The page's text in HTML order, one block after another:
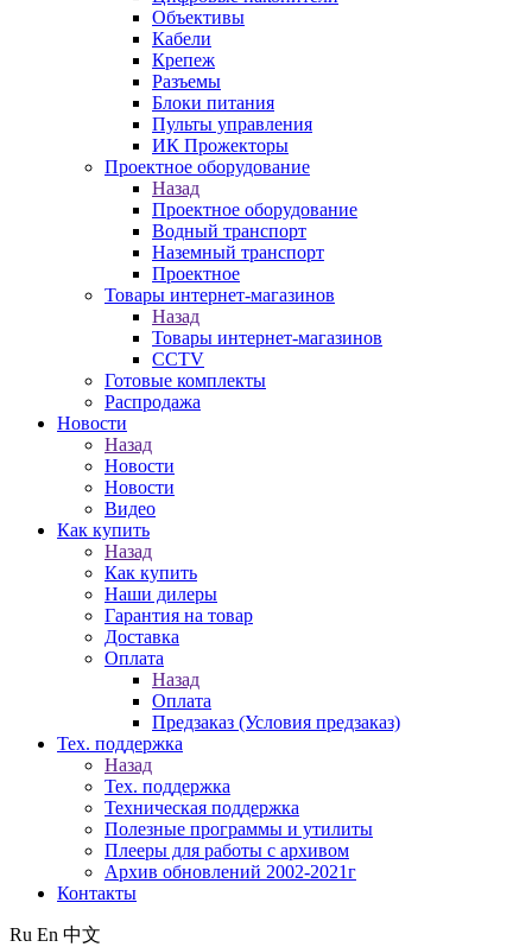
Объективы
Кабели
Крепеж
Разъемы
Блоки питания
Пульты управления
ИК Прожекторы
Проектное оборудование
Назад
Проектное оборудование
Водный транспорт
Наземный транспорт
Проектное
Товары интернет-магазинов
Назад
Товары интернет-магазинов
CCTV
Готовые комплекты
Распродажа
Новости
Назад
Новости
Новости
Видео
Как купить
Назад
Как купить
Наши дилеры
Гарантия на товар
Доставка
Оплата
Назад
Оплата
Предзаказ (Условия предзаказ)
Тех. поддержка
Назад
Тех. поддержка
Техническая поддержка
Полезные программы и утилиты
Плееры для работы с архивом
Архив обновлений 2002-2021г
Контакты
Ru En 中文